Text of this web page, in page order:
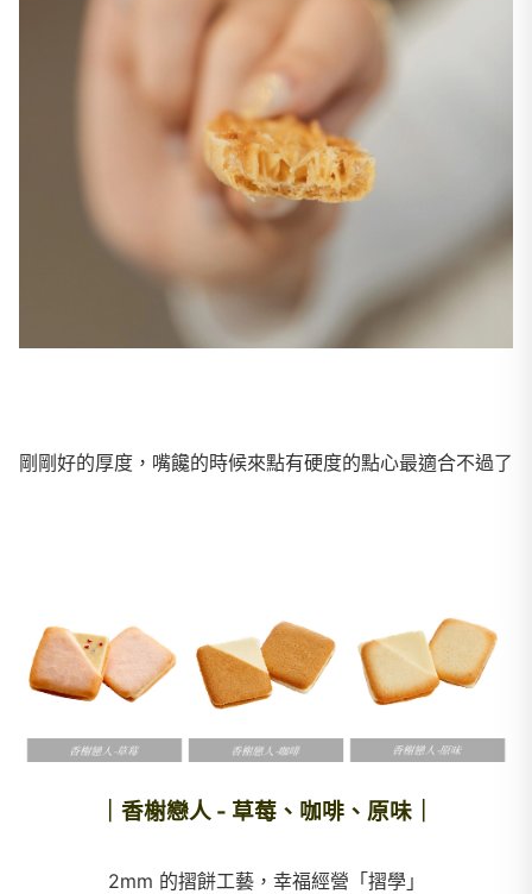
剛剛好的厚度，嘴饞的時候來點有硬度的點心最適合不過了
｜香榭戀人 - 草莓、咖啡、原味｜
2mm 的摺餅工藝，幸福經營「摺學」